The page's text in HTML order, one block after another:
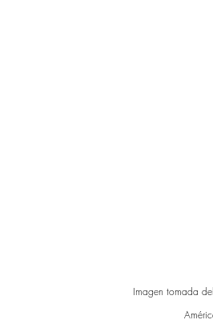
Imagen tomada